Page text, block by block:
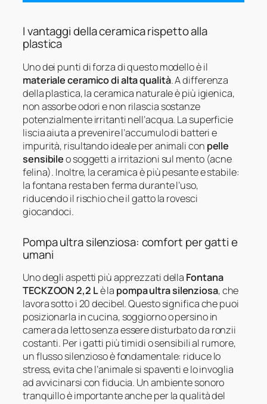
I vantaggi della ceramica rispetto alla
plastica
Uno dei punti di forza di questo modello è il
materiale ceramico di alta qualità. A differenza
della plastica, la ceramica naturale è più igienica,
non assorbe odori e non rilascia sostanze
potenzialmente irritanti nell’acqua. La superficie
liscia aiuta a prevenire l’accumulo di batteri e
impurità, risultando ideale per animali con pelle
sensibileo soggetti a irritazioni sul mento (acne
felina). Inoltre, la ceramica è più pesante e stabile:
la fontana resta ben ferma durante l’uso,
riducendo il rischio che il gatto la rovesci
giocandoci.
Pompa ultra silenziosa: comfort per gatti e
umani
Uno degli aspetti più apprezzati della Fontana
TECKZOON 2,2 Lè la pompa ultra silenziosa, che
lavora sotto i 20 decibel. Questo significa che puoi
posizionarla in cucina, soggiorno o persino in
camera da letto senza essere disturbato da ronzii
costanti. Per i gatti più timidi o sensibili al rumore,
un flusso silenzioso è fondamentale: riduce lo
stress, evita che l’animale si spaventi e lo invoglia
ad avvicinarsi con fiducia. Un ambiente sonoro
tranquillo è importante anche per la qualità del